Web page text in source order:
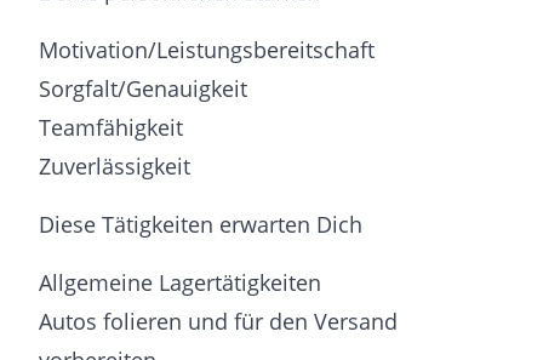
Motivation/Leistungsbereitschaft
Sorgfalt/Genauigkeit
Teamfähigkeit
Zuverlässigkeit
Diese Tätigkeiten erwarten Dich
Allgemeine Lagertätigkeiten
Autos folieren und für den Versand